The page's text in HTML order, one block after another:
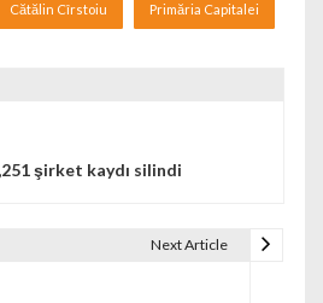
Cătălin Cîrstoiu Primăria Capitalei
şirket kaydı silindi
Next Article